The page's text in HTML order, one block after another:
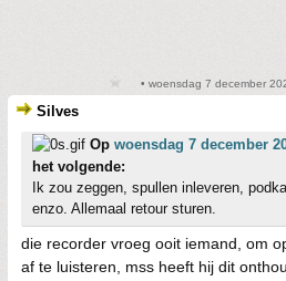
• woensdag 7 december
Silves
Op woensdag 7 december
het volgende:
Ik zou zeggen, spullen inleveren,
enzo. Allemaal retour sturen.
die recorder vroeg ooit iemand, om
af te luisteren, mss heeft hij dit